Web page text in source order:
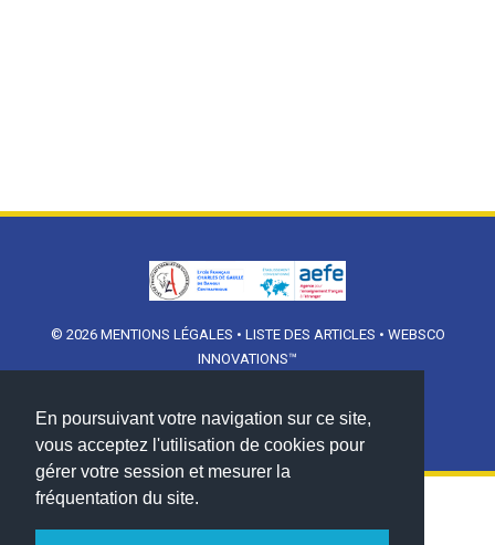
En poursuivant votre navigation sur ce site,
vous acceptez l'utilisation de cookies pour
gérer votre session et mesurer la
fréquentation du site.
© 2026 MENTIONS LÉGALES • LISTE DES ARTICLES • WEBSCO
INNOVATIONS™